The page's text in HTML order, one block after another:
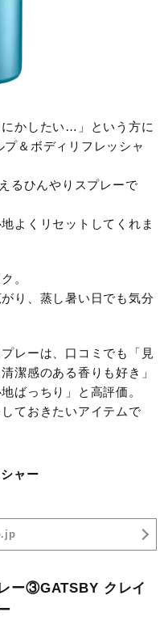
にかしたい…」という方に
＆ボディリフレッシャ
るひんやりスプレーで
よくリセットしてくれま
。
り、蒸し暑い日でも気分
レーは、口コミでも「見
潔感のある香りも好き」
ばっちり」と高評価。
ておきたいアイテムで
ャー
ー③GATSBY クレイ